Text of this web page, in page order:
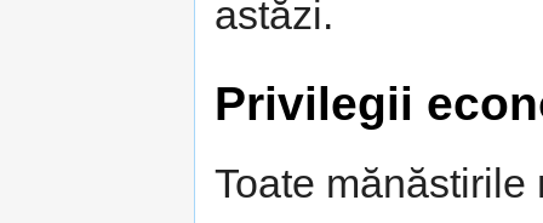
astăzi.
Privilegii
Toate